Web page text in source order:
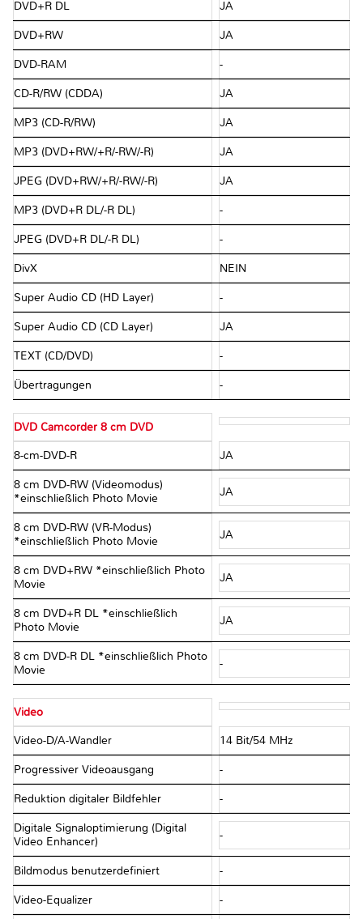
DVD+R DL JA
DVD+RW JA
DVD-RAM -
CD-R/RW (CDDA) JA
MP3 (CD-R/RW) JA
MP3 (DVD+RW/+R/-RW/-R) JA
JPEG (DVD+RW/+R/-RW/-R) JA
MP3 (DVD+R DL/-R DL) -
JPEG (DVD+R DL/-R DL) -
DivX NEIN
Super Audio CD (HD Layer) -
Super Audio CD (CD Layer) JA
TEXT (CD/DVD) -
Übertragungen -
DVD Camcorder 8 cm DVD
8-cm-DVD-R JA
8 cm DVD-RW (Videomodus)
*einschließlich Photo Movie
JA
8 cm DVD-RW (VR-Modus)
*einschließlich Photo Movie
JA
8 cm DVD+RW *einschließlich Photo
Movie
JA
8 cm DVD+R DL *einschließlich
Photo Movie
JA
8 cm DVD-R DL *einschließlich Photo
Movie
-
Video
Video-D/A-Wandler 14 Bit/54 MHz
Progressiver Videoausgang -
Reduktion digitaler Bildfehler -
Digitale Signaloptimierung (Digital
Video Enhancer)
-
Bildmodus benutzerdefiniert -
Video-Equalizer -